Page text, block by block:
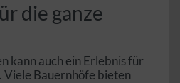
die ganze
kann auch ein Erlebnis für
Viele Bauernhöfe bieten